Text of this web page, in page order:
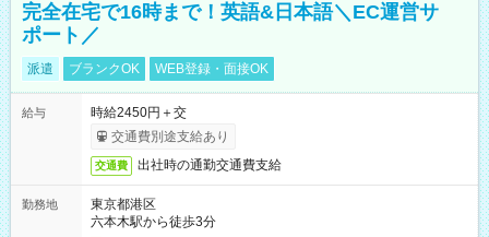
完全在宅で16時まで！英語&日本語＼EC運営サ
ポート／
派遣 ブランクOK WEB登録・面接OK
給与
時給2450円＋交
交通費別途支給あり
交通費 出社時の通勤交通費支給
勤務地
東京都港区
六本木駅から徒歩3分